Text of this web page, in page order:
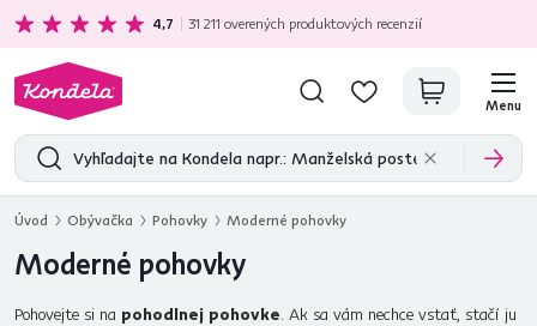
Ekologická doprava zadarmo nad 199 €
4,7 31 211 overených produktových recenzií
Menu
Úvod Obývačka Pohovky Moderné pohovky
Moderné pohovky
Pohovejte si na pohodlnej pohovke. Ak sa vám nechce vstať, stačí ju